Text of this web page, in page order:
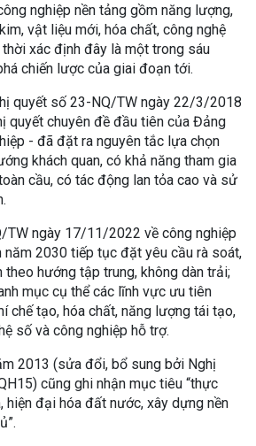
nghiệp nền tảng gồm năng lượng,
vật liệu mới, hóa chất, công nghệ
xác định đây là một trong sáu
chiến lược của giai đoạn tới.
quyết số 23-NQ/TW ngày 22/3/2018
quyết chuyên đề đầu tiên của Đảng
- đã đặt ra nguyên tắc lựa chọn
khách quan, có khả năng tham gia
cầu, có tác động lan tỏa cao và sử
TW ngày 17/11/2022 về công nghiệp
năm 2030 tiếp tục đặt yêu cầu rà soát,
theo hướng tập trung, không dàn trải;
mục cụ thể các lĩnh vực ưu tiên
chế tạo, hóa chất, năng lượng tái tạo,
số và công nghiệp hỗ trợ.
2013 (sửa đổi, bổ sung bởi Nghị
cũng ghi nhận mục tiêu “thực
hiện đại hóa đất nước, xây dựng nền